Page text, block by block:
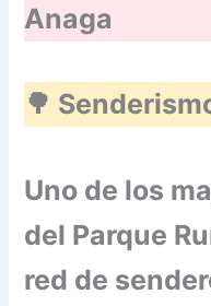
Anaga
🌳
Uno de los
del Parque
red de